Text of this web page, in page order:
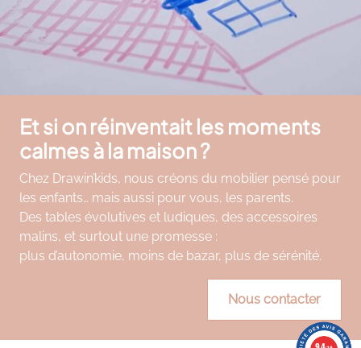
Et si on réinventait les moments
calmes à la maison ?
Chez Drawin’kids, nous créons du mobilier pensé pour
les enfants… mais aussi pour vous, les parents.
Des tables évolutives et ludiques, des accessoires
malins, et surtout une promesse :
plus d’autonomie, moins de bazar, plus de sérénité.
Nous contacter